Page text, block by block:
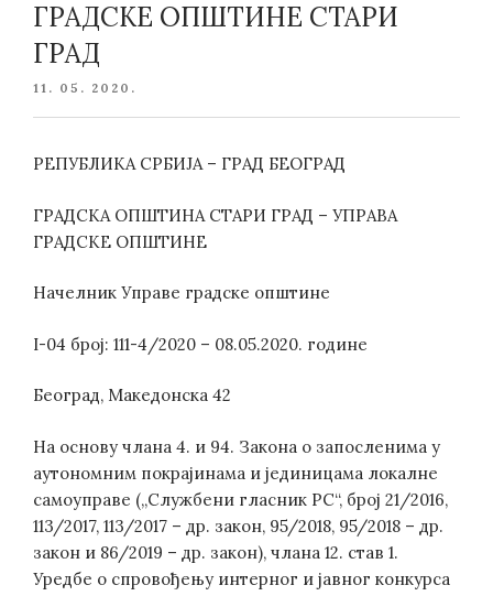
ГРАДСКЕ ОПШТИНЕ СТАРИ
ГРАД
POSTED
11. 05. 2020.
РЕПУБЛИКА СРБИЈА – ГРАД БЕОГРАД
ГРАДСКА ОПШТИНА СТАРИ ГРАД – УПРАВА
ГРАДСКЕ ОПШТИНЕ
Начелник Управе градске општине
I-04 број: 111-4/2020 – 08.05.2020. године
Београд, Македонска 42
На основу члана 4. и 94. Закона о запосленима у
аутономним покрајинама и јединицама локалне
самоуправе („Службени гласник РС“, број 21/2016,
113/2017, 113/2017 – др. закон, 95/2018, 95/2018 – др.
закон и 86/2019 – др. закон), члана 12. став 1.
Уредбе о спровођењу интерног и јавног конкурса